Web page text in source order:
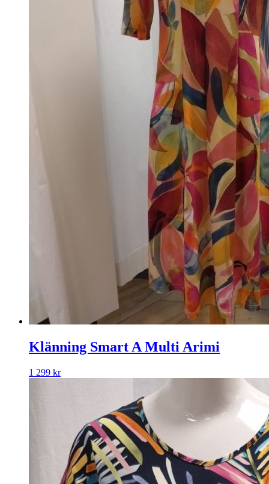
Klänning Smart A Multi Arimi
1 299 kr